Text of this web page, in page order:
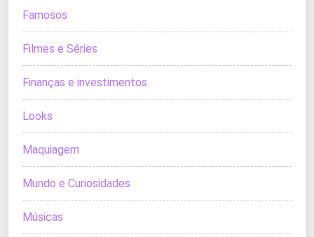
Famosos
Filmes e Séries
Finanças e investimentos
Looks
Maquiagem
Mundo e Curiosidades
Músicas